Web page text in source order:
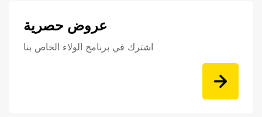
عروض حصرية
اشترك في برنامج الولاء الخاص بنا